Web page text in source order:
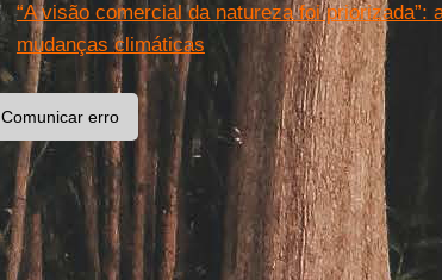
“A visão comercial da natureza foi
mudanças climáticas
Comunicar erro